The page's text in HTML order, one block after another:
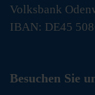
Volksbank
IBAN: DE45
Besuchen Sie